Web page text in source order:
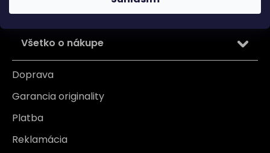
Všetko o nákupe
Doprava
Garancia originality
Platba
Reklamácia